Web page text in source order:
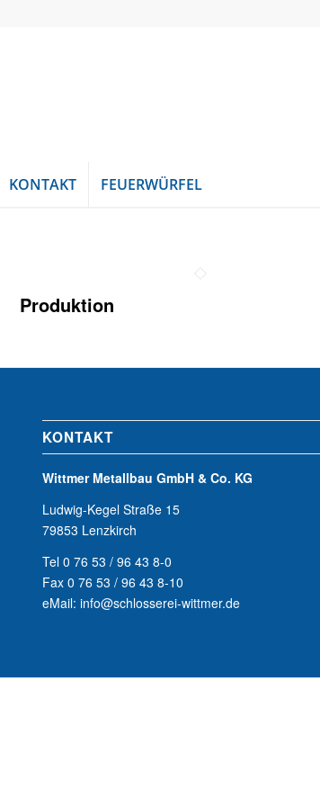
KONTAKT FEUERWÜRFEL
Produktion
KONTAKT
Wittmer Metallbau GmbH & Co. KG
Ludwig-Kegel Straße 15
79853 Lenzkirch
Tel 0 76 53 / 96 43 8-0
Fax 0 76 53 / 96 43 8-10
eMail: info@schlosserei-wittmer.de